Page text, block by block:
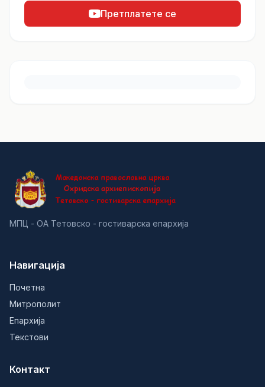
Претплатете се
МПЦ - ОА Тетовско - гостиварска епархија
Навигација
Почетна
Митрополит
Епархија
Текстови
Контакт